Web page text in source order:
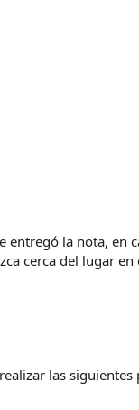
la nota, en
cerca del lugar en
las siguientes